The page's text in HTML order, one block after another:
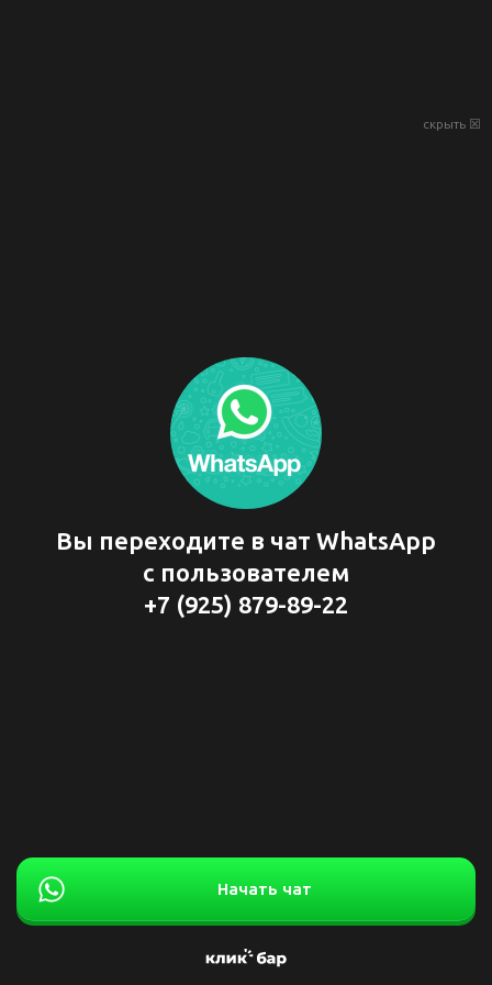
скрыть ☒
Вы переходите в чат WhatsApp
с пользователем
+7 (925) 879-89-22
Начать чат